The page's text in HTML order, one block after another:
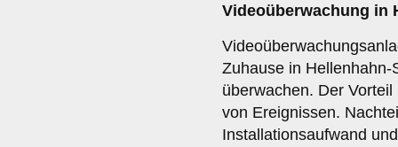
Videoüberwachung in
Zuhause in
überwachen. Der
von Ereignissen.
Installationsaufwand